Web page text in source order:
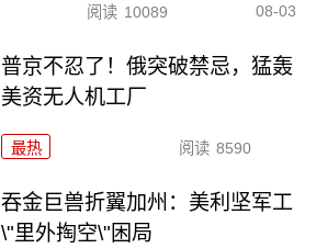
阅读 10089 08-03
普京不忍了！俄突破禁忌，猛轰
美资无人机工厂
最热 阅读 8590
吞金巨兽折翼加州：美利坚军工
\"里外掏空\"困局